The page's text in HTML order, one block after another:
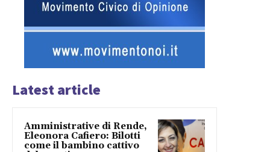
Latest article
Amministrative di Rende,
Eleonora Cafiero: Bilotti
come il bambino cattivo